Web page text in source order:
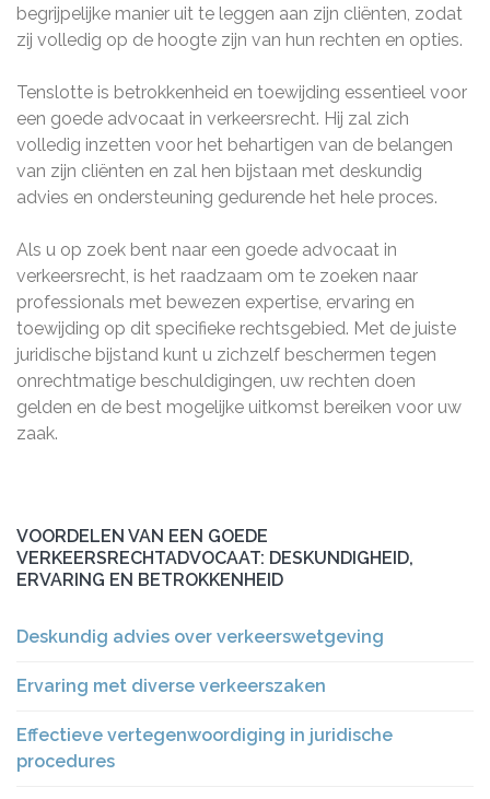
begrijpelijke manier uit te leggen aan zijn cliënten, zodat
zij volledig op de hoogte zijn van hun rechten en opties.
Tenslotte is betrokkenheid en toewijding essentieel voor
een goede advocaat in verkeersrecht. Hij zal zich
volledig inzetten voor het behartigen van de belangen
van zijn cliënten en zal hen bijstaan met deskundig
advies en ondersteuning gedurende het hele proces.
Als u op zoek bent naar een goede advocaat in
verkeersrecht, is het raadzaam om te zoeken naar
professionals met bewezen expertise, ervaring en
toewijding op dit specifieke rechtsgebied. Met de juiste
juridische bijstand kunt u zichzelf beschermen tegen
onrechtmatige beschuldigingen, uw rechten doen
gelden en de best mogelijke uitkomst bereiken voor uw
zaak.
VOORDELEN VAN EEN GOEDE
VERKEERSRECHTADVOCAAT: DESKUNDIGHEID,
ERVARING EN BETROKKENHEID
Deskundig advies over verkeerswetgeving
Ervaring met diverse verkeerszaken
Effectieve vertegenwoordiging in juridische
procedures